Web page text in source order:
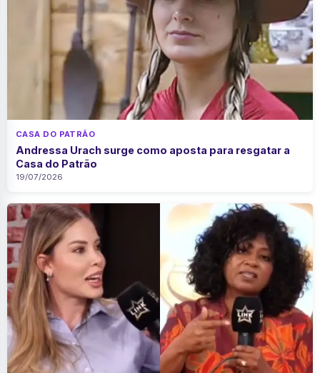
CASA DO PATRÃO
Andressa Urach surge como aposta para resgatar a
Casa do Patrão
19/07/2026